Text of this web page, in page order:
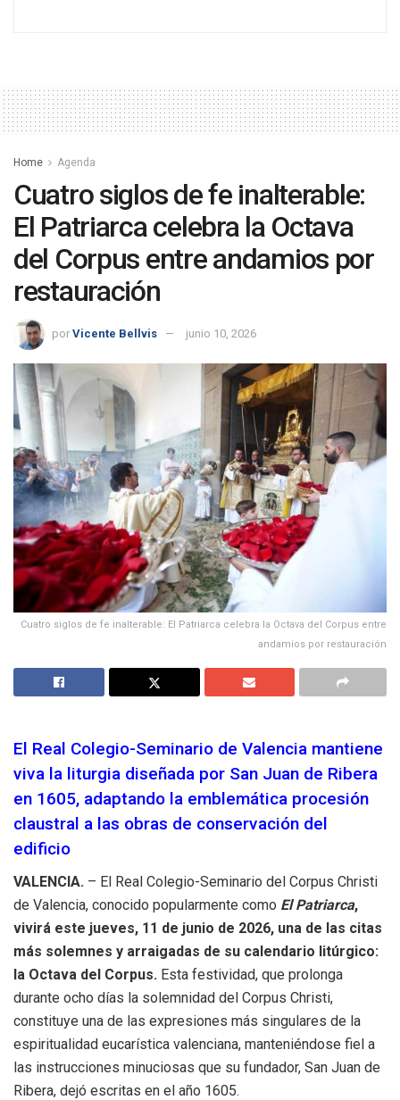
Home Agenda
Cuatro siglos de fe inalterable:
El Patriarca celebra la Octava
del Corpus entre andamios por
restauración
por Vicente Bellvis junio 10, 2026
Cuatro siglos de fe inalterable: El Patriarca celebra la Octava del Corpus entre
andamios por restauración
El Real Colegio-Seminario de Valencia mantiene
viva la liturgia diseñada por San Juan de Ribera
en 1605, adaptando la emblemática procesión
claustral a las obras de conservación del
edificio
VALENCIA. – El Real Colegio-Seminario del Corpus Christi
de Valencia, conocido popularmente como El Patriarca,
vivirá este jueves, 11 de junio de 2026, una de las citas
más solemnes y arraigadas de su calendario litúrgico:
la Octava del Corpus. Esta festividad, que prolonga
durante ocho días la solemnidad del Corpus Christi,
constituye una de las expresiones más singulares de la
espiritualidad eucarística valenciana, manteniéndose fiel a
las instrucciones minuciosas que su fundador, San Juan de
Ribera, dejó escritas en el año 1605.